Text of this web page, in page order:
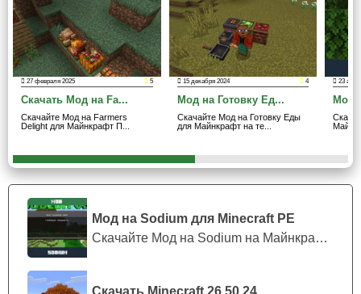
Мод на Sodium для Minecraft PE
Скачайте Мод на Sodium на Майнкрафт П...
Скачать Minecraft 26.50.24
мороженого познают всю милоту скрытую в недрах этой
чудесной сладости.
Игрокам стоит быть осторожнее, ведь они в любой
момент могут взорваться от этого радующего глаз
явления.
Рацион
Этот мод добавит в Minecraft PE различные блюда,
которые смогут разбавить рацион игрока, но самым
главным из них является мороженое.
27 февраля 2025 5
Скачать Мод на Fa...
Скачайте Мод на Farmers
Delight для Майнкрафт П...
15 декабря 2024 4
Мод на Готовку Ед...
Скачайте Мод на Готовку Еды
для Майнкрафт на те...
23
Мод